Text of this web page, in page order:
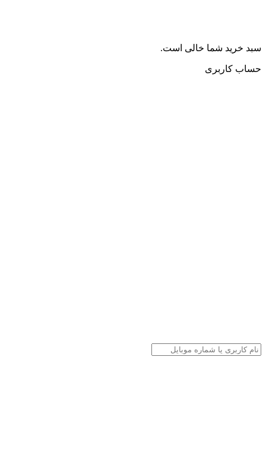
سبد خرید شما خالی است.
حساب کاربری